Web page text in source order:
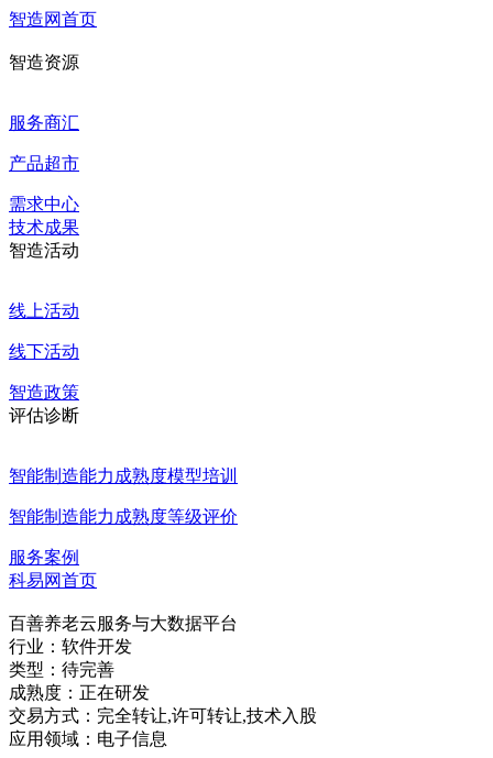
智造网首页
智造资源
服务商汇
产品超市
需求中心
技术成果
智造活动
线上活动
线下活动
智造政策
评估诊断
智能制造能力成熟度模型培训
智能制造能力成熟度等级评价
服务案例
科易网首页
百善养老云服务与大数据平台
行业： 软件开发
类型： 待完善
成熟度： 正在研发
交易方式： 完全转让,许可转让,技术入股
应用领域： 电子信息